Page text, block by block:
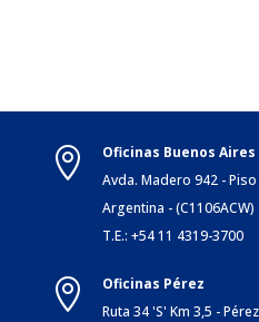

Oficinas Buenos Aires
Avda. Madero 942 -
Argentina - (C1106ACW)
T.E.: +54 11 4319-3700

Oficinas Pérez
Ruta 34 'S' Km 3,5 -